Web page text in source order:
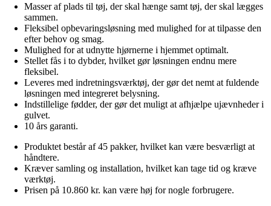
Masser af plads til tøj, der skal hænge samt tøj, der skal lægges
sammen.
Fleksibel opbevaringsløsning med mulighed for at tilpasse den
efter behov og smag.
Mulighed for at udnytte hjørnerne i hjemmet optimalt.
Stellet fås i to dybder, hvilket gør løsningen endnu mere
fleksibel.
Leveres med indretningsværktøj, der gør det nemt at fuldende
løsningen med integreret belysning.
Indstillelige fødder, der gør det muligt at afhjælpe ujævnheder i
gulvet.
10 års garanti.
Produktet består af 45 pakker, hvilket kan være besværligt at
håndtere.
Kræver samling og installation, hvilket kan tage tid og kræve
værktøj.
Prisen på 10.860 kr. kan være høj for nogle forbrugere.